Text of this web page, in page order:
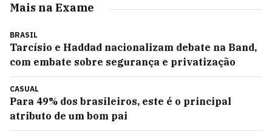
Mais na Exame
BRASIL
Tarcísio e Haddad nacionalizam debate na Band,
com embate sobre segurança e privatização
CASUAL
Para 49% dos brasileiros, este é o principal
atributo de um bom pai